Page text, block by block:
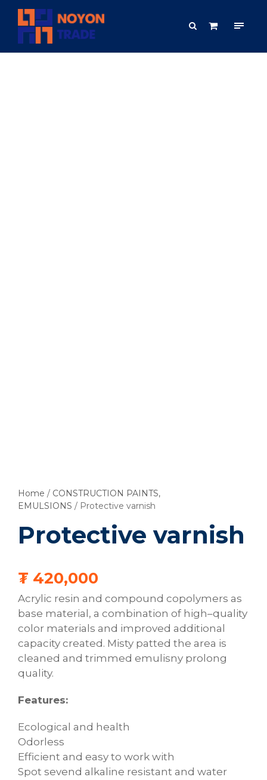
Home / CONSTRUCTION PAINTS,
EMULSIONS / Protective varnish
Protective varnish
₮ 420,000
Acrylic resin and compound copolymers as
base material , a combination of high–quality
color materials and improved additional
capacity created . Misty patted the area is
cleaned and trimmed emulisny prolong
quality.
Features:
Ecological and health
Odorless
Efficient and easy to work with
Spot sevend alkaline resistant and water